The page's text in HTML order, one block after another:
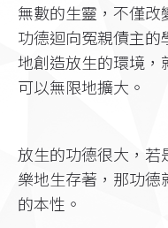
無數的生靈，不僅
功德迴向冤親債主
地創造放生的環境，
可以無限地擴大。
放生的功德很大，
樂地生存著，那功
的本性。